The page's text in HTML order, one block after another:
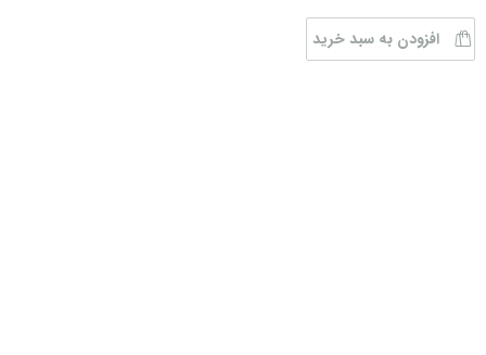
افزودن به سبد خرید